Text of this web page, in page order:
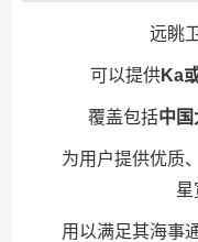
远眺
可以提供Ka
覆盖包括中国
为用户提供优质
星
用以满足其海事